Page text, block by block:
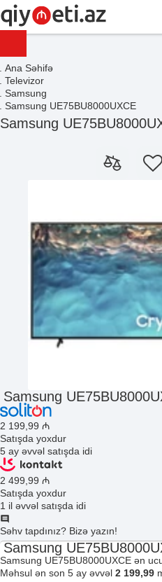
Ana Səhifə
Televizor
Samsung
Samsung UE75BU8000UXCE
Samsung
Samsung
2 199 ,99 ₼
Satışda yoxdur
5 ay əvvəl satışda idi
2 499 ,99 ₼
Satışda yoxdur
1 il əvvəl satışda idi
Səhv tapdınız? Bizə yazın!
Samsung
Samsung UE75BU8000UXCE ən
Məhsul ən son 5 ay əvvəl 2 199,99